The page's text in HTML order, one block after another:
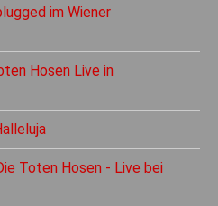
im Wiener
Hosen Live in
Toten Hosen - Live bei